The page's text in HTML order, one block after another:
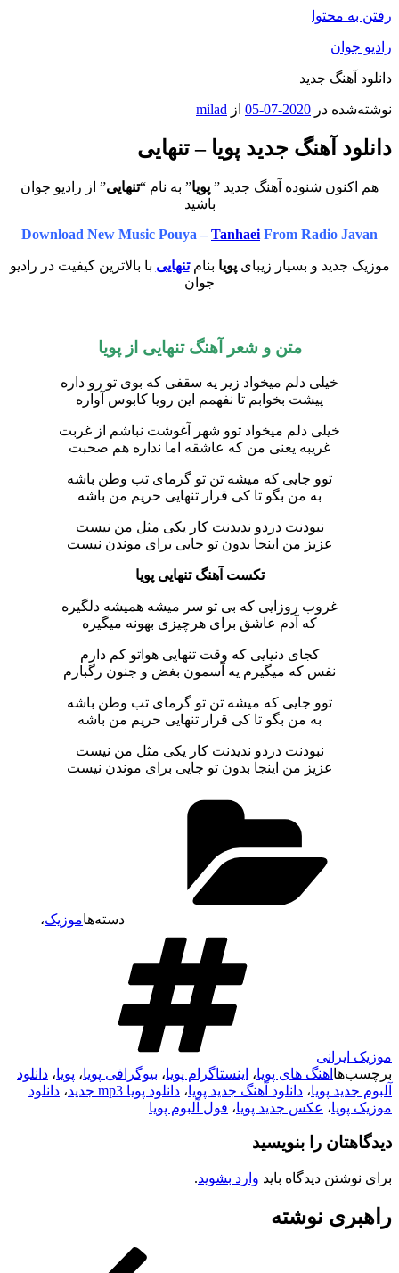
رفتن به محتوا
رادیو جوان
دانلود آهنگ جدید
نوشته‌شده در 2020-07-05 از milad
دانلود آهنگ جدید پویا – تنهایی
هم اکنون شنوده آهنگ جدید ” پویا” به نام “تنهایی” از رادیو جوان
باشید
Download New Music Pouya – Tanhaei From Radio Javan
موزیک جدید و بسیار زیبایپویا بنامتنهایی با بالاترین کیفیت در رادیو
جوان
متن و شعر آهنگ تنهایی ازپویا
خیلی دلم میخواد زیر یه سقفی که بوی تو رو داره
پیشت بخوابم تا نفهمم این رویا کابوس آواره
خیلی دلم میخواد توو شهر آغوشت نباشم از غربت
غریبه یعنی من که عاشقه اما نداره هم صحبت
توو جایی که میشه تن تو گرمای تب وطن باشه
به من بگو تا کی قرار تنهایی حریم من باشه
نبودنت دردو ندیدنت کار یکی مثل من نیست
عزیز من اینجا بدون تو جایی برای موندن نیست
تکست آهنگ تنهایی پویا
غروب روزایی که بی تو سر میشه همیشه دلگیره
که آدم عاشق برای هرچیزی بهونه میگیره
کجای دنیایی که وقت تنهایی هواتو کم دارم
نفس که میگیرم یه آسمون بغض و جنون رگبارم
توو جایی که میشه تن تو گرمای تب وطن باشه
به من بگو تا کی قرار تنهایی حریم من باشه
نبودنت دردو ندیدنت کار یکی مثل من نیست
عزیز من اینجا بدون تو جایی برای موندن نیست
دسته‌هاموزیک،
موزیک ایرانی
برچسب‌ها اهنگ های پویا، اینستاگرام پویا، بیوگرافی پویا، پویا، دانلود
آلبوم جدید پویا، دانلود آهنگ جدید پویا، دانلود پویا mp3 جدید ، دانلود
موزیک پویا، عکس جدید پویا، فول آلبوم پویا
دیدگاهتان را بنویسید
برای نوشتن دیدگاه باید وارد بشوید.
راهبری نوشته